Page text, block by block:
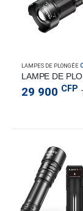
LAMPES DE PLONGÉE
29 900 CFP